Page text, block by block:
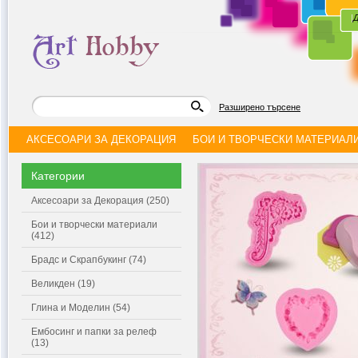
|
Разширено търсене
АКСЕСОАРИ ЗА ДЕКОРАЦИЯ БОИ И ТВОРЧЕСКИ
Категории
Аксесоари за Декорация (250)
Бои и творчески материали
(412)
Брадс и Скрапбукинг (74)
Великден (19)
Глина и Моделин (54)
Ембосинг и папки за релеф
(13)